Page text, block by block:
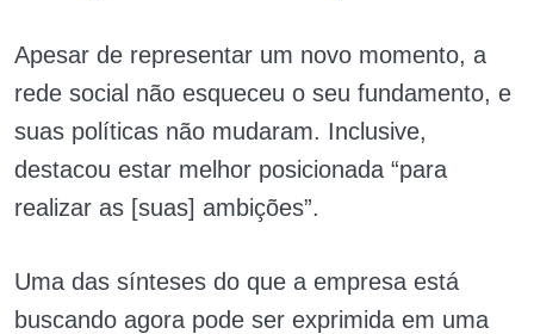
Apesar de representar um novo momento, a
rede social não esqueceu o seu fundamento, e
suas políticas não mudaram. Inclusive,
destacou estar melhor posicionada “para
realizar as [suas] ambições”.
Uma das sínteses do que a empresa está
buscando agora pode ser exprimida em uma